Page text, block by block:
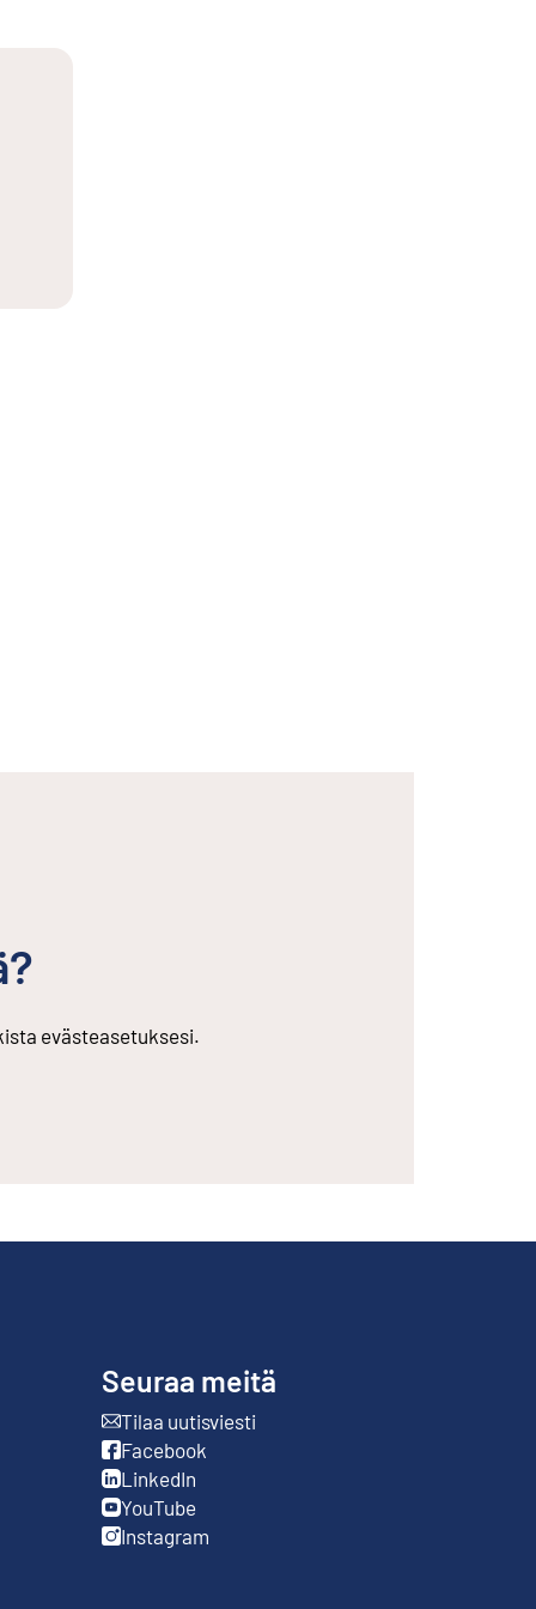
evästeasetuksesi.
Seuraa meitä
Tilaa uutisviesti
Ulkoinen linkki
Facebook
Ulkoinen linkki
LinkedIn
Ulkoinen linkki
YouTube
Ulkoinen linkki
Instagram
Ulkoinen linkki